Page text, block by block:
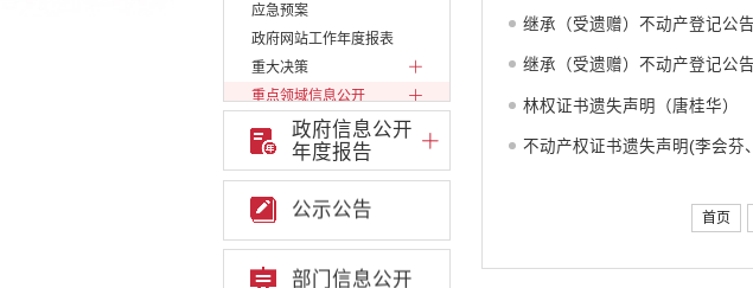
应急预案
政府网站工作年度报表
重大决策
重点领域信息公开
财政审计信息公开专栏
财政信息公开专栏
产品质量监管执法信息公
开专栏
工商登记和事中事后监管
信息公开专栏
工商信局信息公开专栏
政府信息公开
年度报告
公示公告
部门信息公开
继承（受遗赠）不动产登记公
继承（受遗赠）不动产登记公
林权证书遗失声明（唐桂华）
不动产权证书遗失声明(李会芬
首页